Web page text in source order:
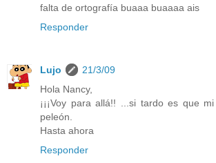
falta de ortografía buaaa buaaaa ais
Responder
Lujo
21/3/09
Hola Nancy,
¡¡¡Voy para allá!! ...si tardo es que
peleón.
Hasta ahora
Responder